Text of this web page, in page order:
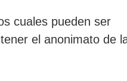
cuales pueden ser
el anonimato de